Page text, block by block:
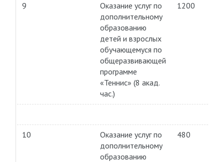
9
Оказание услуг по
дополнительному
образованию
детей и взрослых
обучающемуся по
общеразвивающей
программе
«Теннис» (8 акад.
час.)
1200
10
Оказание услуг по
дополнительному
образованию
480